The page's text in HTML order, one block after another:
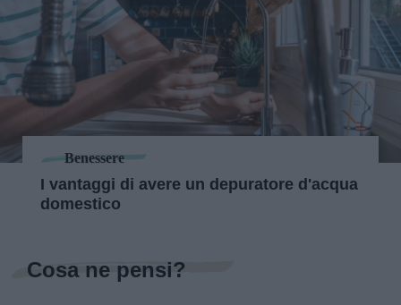
Benessere
I vantaggi di avere un depuratore d'acqua
domestico
Cosa ne pensi?